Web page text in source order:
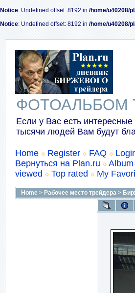
Notice: Undefined offset: 8192 in /home/u40208/
Notice: Undefined offset: 8192 in /home/u40208/
ФОТОАЛЬБОМ
Если у Вас есть
тысячи людей Вам будут
Home Register FAQ
Вернуться на Plan.ru
viewed
Top rated My
Home > Рабочее место трейдера >